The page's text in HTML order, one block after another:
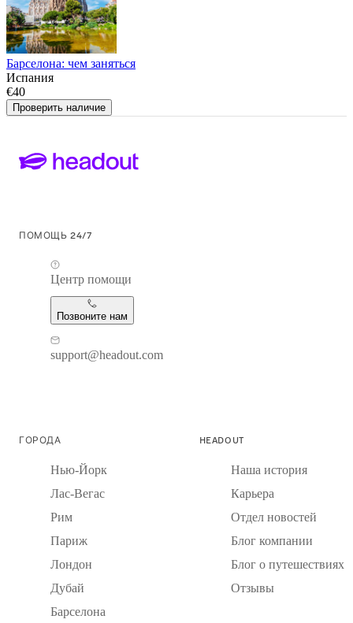
Барселона: чем заняться
Испания
€40
Проверить наличие
ПОМОЩЬ 24/7
Центр помощи
Позвоните нам
support@headout.com
ГОРОДА
Нью-Йорк
Лас-Вегас
Рим
Париж
Лондон
Дубай
Барселона
HEADOUT
Наша история
Карьера
Отдел новостей
Блог компании
Блог о путешествиях
Отзывы